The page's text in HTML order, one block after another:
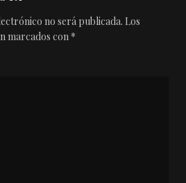
no será publicada. Los
marcados con *